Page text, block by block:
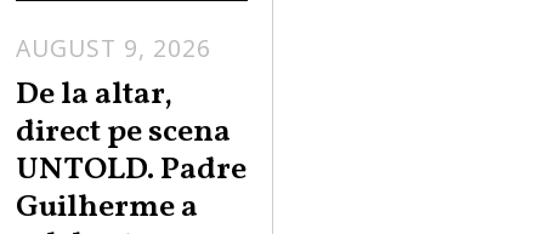
AUGUST 9, 2026
De la altar,
direct pe scena
UNTOLD. Padre
Guilherme a